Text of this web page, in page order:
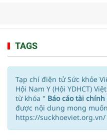
TAGS
Tạp chí điện tử Sức khỏe
Hội Nam Y (Hội YDHCT)
từ khóa " Báo cáo tài
được nội dung mong
https://suckhoeviet.org.vn/